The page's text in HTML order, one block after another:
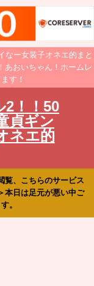
なー女装子オネエ的まと
あおいちゃん！ホームレ
す！
2！！50
貞ギン
ネエ的
覧、こちらのサービス
本日は足元が悪い中ご
。